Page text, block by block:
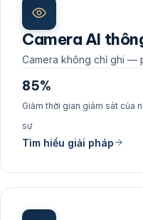
Camera AI
Camera không chỉ ghi —
85%
Giảm thời gian giám sát của
sự
Tìm hiểu giải pháp